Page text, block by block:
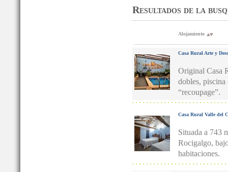
Resultados de la
Alojamiento
Casa Rural Arte y
Original Casa
dobles,
“recoupage”.
Casa Rural Valle del
Situada a 743
Rocigalgo,
habitaciones.